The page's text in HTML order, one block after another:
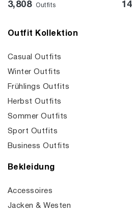
3,808 Outfits
Outfit Kollektion
Casual Outfits
Winter Outfits
Frühlings Outfits
Herbst Outfits
Sommer Outfits
Sport Outfits
Business Outfits
Bekleidung
Accessoires
Jacken & Westen